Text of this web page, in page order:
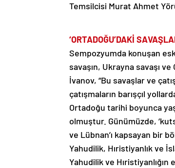
Temsilcisi Murat Ahmet
‘ORTADOĞU’DAKİ
Sempozyumda konuşan
savaşın, Ukrayna savaşı
İvanov, “Bu savaşlar ve
çatışmaların barışçıl
Ortadoğu tarihi boyunca
olmuştur. Günümüzde,
ve Lübnan’ı kapsayan bir
Yahudilik, Hıristiyanlık ve
Yahudilik ve